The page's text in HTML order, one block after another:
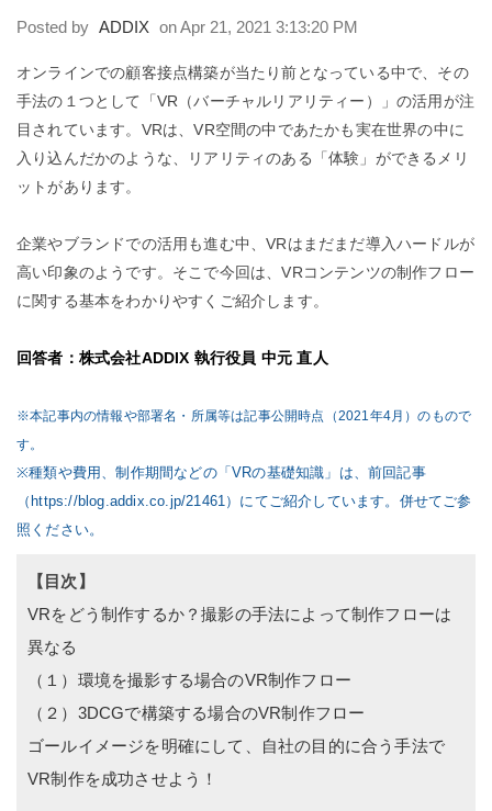
Posted by ADDIX on Apr 21, 2021 3:13:20 PM
オンラインでの顧客接点構築が当たり前となっている中で、その
手法の１つとして「VR（バーチャルリアリティー）」の活用が注
目されています。VRは、VR空間の中であたかも実在世界の中に
入り込んだかのような、リアリティのある「体験」ができるメリ
ットがあります。
企業やブランドでの活用も進む中、VRはまだまだ導入ハードルが
高い印象のようです。そこで今回は、VRコンテンツの制作フロー
に関する基本をわかりやすくご紹介します。
回答者：株式会社ADDIX 執行役員 中元 直人
※本記事内の情報や部署名・所属等は記事公開時点（2021年4月）のもので
す。
※種類や費用、制作期間などの「VRの基礎知識」は、前回記事
（ https://blog.addix.co.jp/21461 ）にてご紹介しています。併せてご参
照ください。
【目次】
VRをどう制作するか？撮影の手法によって制作フローは
異なる
（１）環境を撮影する場合のVR制作フロー
（２）3DCGで構築する場合のVR制作フロー
ゴールイメージを明確にして、自社の目的に合う手法で
VR制作を成功させよう！